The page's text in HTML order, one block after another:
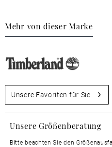
Mehr von dieser Marke
Unsere Favoriten für Sie
Unsere Größenberatung
Bitte beachten Sie den